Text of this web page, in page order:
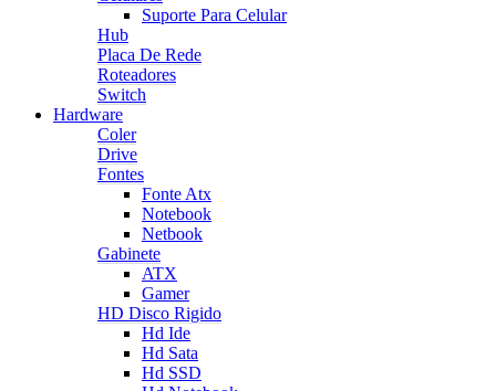
Suporte Para Celular
Hub
Placa De Rede
Roteadores
Switch
Hardware
Coler
Drive
Fontes
Fonte Atx
Notebook
Netbook
Gabinete
ATX
Gamer
HD Disco Rigido
Hd Ide
Hd Sata
Hd SSD